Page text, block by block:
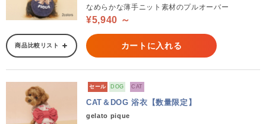
なめらかな薄手ニット素材のプルオーバー
¥5,940 ～
商品比較リスト カートに入れる
セール DOG CAT
CAT＆DOG 浴衣【数量限定】
gelato pique